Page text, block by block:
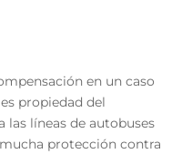
en un caso
propiedad del
las líneas de autobuses
protección contra